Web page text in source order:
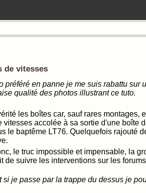
de vitesses
préféré en panne je me suis rabattu sur
qualité des photos illustrant ce tuto.
les boîtes car, sauf rares montages,
vitesses accolée à sa sortie d'une boîte
le baptême LT76. Quelquefois rajouté
le truc impossible et impensable, la
de suivre les interventions sur les
si je passe par la trappe du dessus je